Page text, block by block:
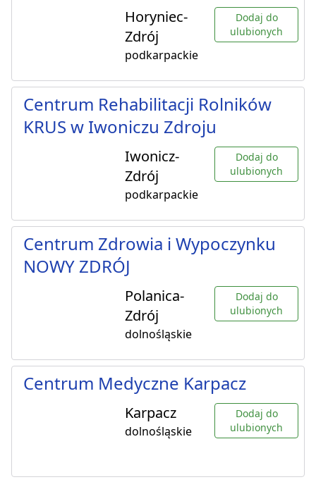
Horyniec-
Zdrój
podkarpackie
Dodaj do
ulubionych
Centrum Rehabilitacji Rolników
KRUS w Iwoniczu Zdroju
Iwonicz-
Zdrój
podkarpackie
Dodaj do
ulubionych
Centrum Zdrowia i Wypoczynku
NOWY ZDRÓJ
Polanica-
Zdrój
dolnośląskie
Dodaj do
ulubionych
Centrum Medyczne Karpacz
Karpacz
dolnośląskie
Dodaj do
ulubionych